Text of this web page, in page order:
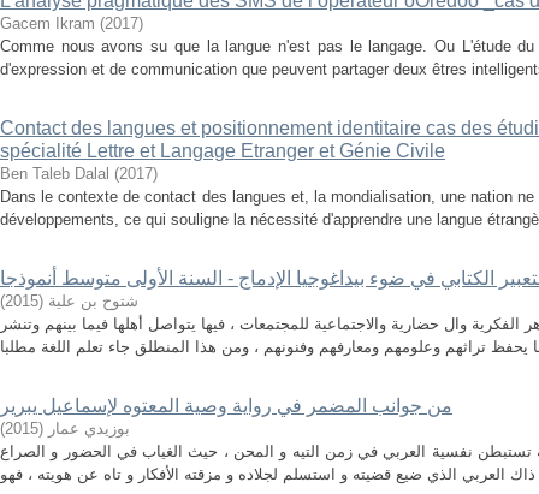
Gacem Ikram (2017)
Comme nous avons su que la langue n'est pas le langage. Ou L'étude
d'expression et de communication que peuvent partager deux êtres
Contact des langues et positionnement identitaire cas des
spécialité Lettre et Langage Etranger et Génie Civile
Ben Taleb Dalal (2017)
Dans le contexte de contact des langues et, la mondialisation, une nation
développements, ce qui souligne la nécessité d'apprendre une langue
الكتابي في ضوء بیداغوجیا الإدماج - السنة الأولى متوسط أنموذجا
شتوح بن علیة (
2015
)
وال حضارية والاجتماعية للمجتمعات ، فيها يتواصل أهلها فيما بينهم وتنشر
من جوانب المضمر في رواية وصية المعتوه لإسماعيل يبرير
بوزيدي عمار (
2015
)
تستبطن نفسية العربي في زمن التيه و المحن ، حيث الغياب في الحضور و الصراع